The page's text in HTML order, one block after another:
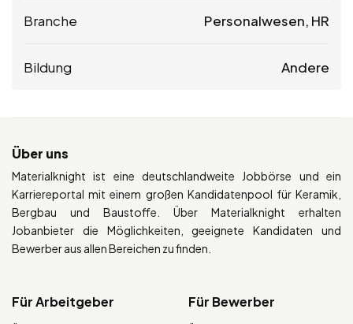
Branche Personalwesen, HR
Bildung Andere
Über uns
Materialknight ist eine deutschlandweite Jobbörse und ein
Karriereportal mit einem großen Kandidatenpool für Keramik,
Bergbau und Baustoffe. Über Materialknight erhalten
Jobanbieter die Möglichkeiten, geeignete Kandidaten und
Bewerber aus allen Bereichen zu finden.
Für Arbeitgeber Für Bewerber